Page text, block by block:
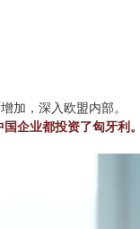
加，深入欧盟内部。
企业都投资了匈牙利。